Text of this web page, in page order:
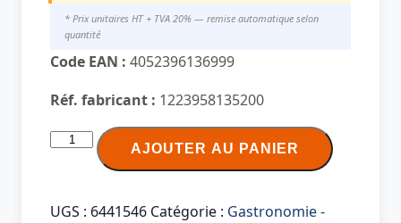
* Prix unitaires HT + TVA 20% — remise automatique selon
quantité
Code EAN : 4052396136999
Réf. fabricant : 1223958135200
quantité
Boîte
AJOUTER AU PANIER
UGS : 6441546 Catégorie : Gastronomie -